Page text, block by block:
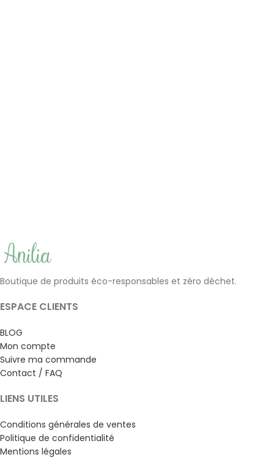
Boutique de produits éco-responsables et zéro déchet.
ESPACE CLIENTS
BLOG
Mon compte
Suivre ma commande
Contact / FAQ
LIENS UTILES
Conditions générales de ventes
Politique de confidentialité
Mentions légales